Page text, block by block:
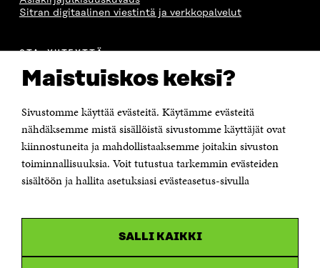
Maistuiskos keksi?
Sivustomme käyttää evästeitä. Käytämme evästeitä
nähdäksemme mistä sisällöistä sivustomme käyttäjät ovat
kiinnostuneita ja mahdollistaaksemme joitakin sivuston
toiminnallisuuksia. Voit tutustua tarkemmin evästeiden
sisältöön ja hallita asetuksiasi evästeasetus-sivulla
SALLI KAIKKI
Sitran digitaalinen viestintä ja verkkopalvelut
OTA YHTEYTTÄ
Itämerenkatu 11-13, PL 160,
00181 Helsinki
Puhelin +358 294 618 991
Sähköpostiosoite
Saapumisohjeet
Y-tunnus 0202132-3